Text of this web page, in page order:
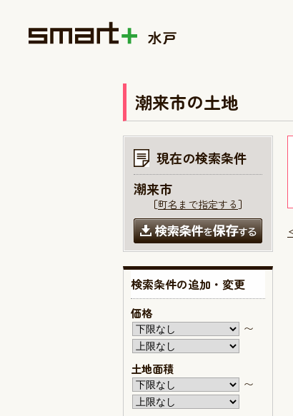
潮来市の土地
現在の検索条件
潮来市
［町名まで指定する］
検索条件の追加・変更
価格
〜
土地面積
〜